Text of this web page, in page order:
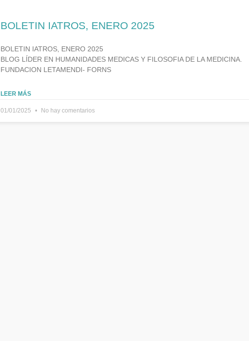
BOLETIN IATROS, ENERO 2025
BOLETIN IATROS, ENERO 2025
BLOG LÍDER EN HUMANIDADES MEDICAS Y FILOSOFIA DE LA MEDICINA.
FUNDACION LETAMENDI- FORNS
LEER MÁS
01/01/2025 No hay comentarios